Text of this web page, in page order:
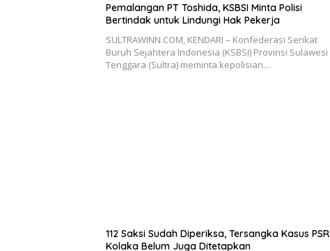
Pemalangan PT Toshida, KSBSI Minta Polisi
Bertindak untuk Lindungi Hak Pekerja
SULTRAWINN.COM, KENDARI – Konfederasi Serikat
Buruh Sejahtera Indonesia (KSBSI) Provinsi Sulawesi
Tenggara (Sultra) meminta kepolisian…
112 Saksi Sudah Diperiksa, Tersangka Kasus PSR
Kolaka Belum Juga Ditetapkan